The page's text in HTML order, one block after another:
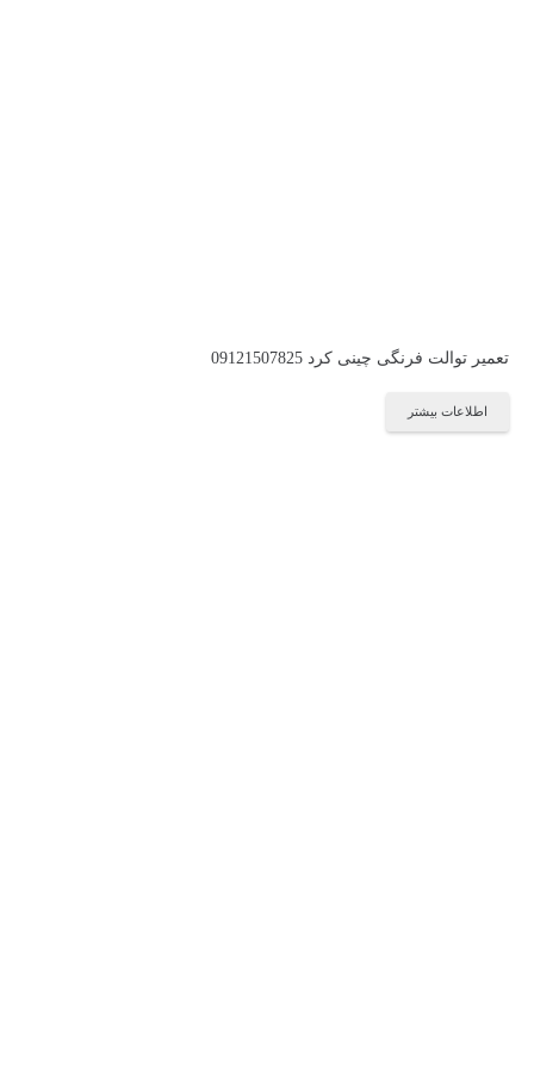
تعمیر توالت فرنگی چینی کرد 09121507825
اطلاعات بیشتر